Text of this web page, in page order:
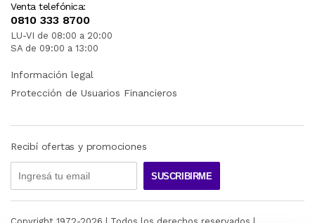
Venta telefónica:
0810 333 8700
LU-VI de 08:00 a 20:00
SA de 09:00 a 13:00
Información legal
Protección de Usuarios Financieros
Recibí ofertas y promociones
SUSCRIBIRME